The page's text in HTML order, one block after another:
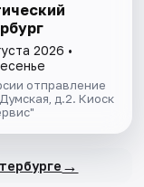
2026 •
отправление
д.2. Киоск
→